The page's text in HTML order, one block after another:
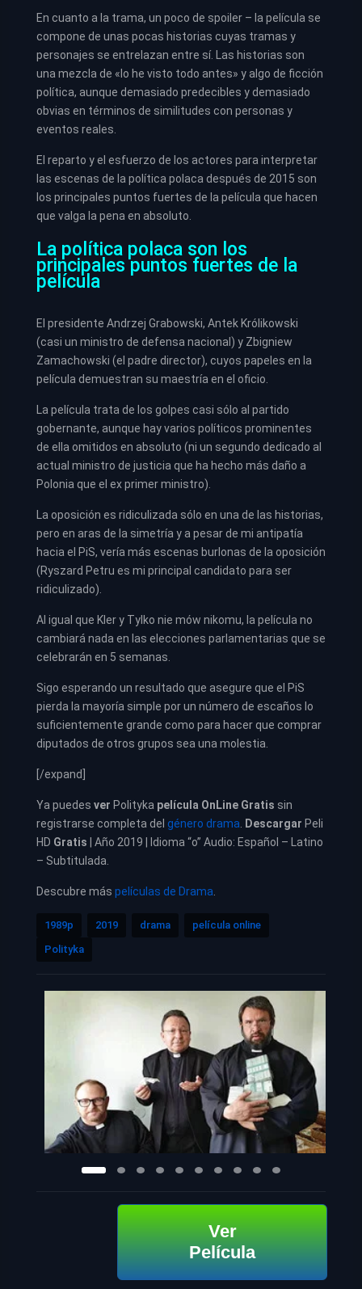
En cuanto a la trama, un poco de spoiler – la película se
compone de unas pocas historias cuyas tramas y
personajes se entrelazan entre sí. Las historias son
una mezcla de «lo he visto todo antes» y algo de ficción
política, aunque demasiado predecibles y demasiado
obvias en términos de similitudes con personas y
eventos reales.
El reparto y el esfuerzo de los actores para interpretar
las escenas de la política polaca después de 2015 son
los principales puntos fuertes de la película que hacen
que valga la pena en absoluto.
La política polaca son los
principales puntos fuertes de la
película
El presidente Andrzej Grabowski, Antek Królikowski
(casi un ministro de defensa nacional) y Zbigniew
Zamachowski (el padre director), cuyos papeles en la
película demuestran su maestría en el oficio.
La película trata de los golpes casi sólo al partido
gobernante, aunque hay varios políticos prominentes
de ella omitidos en absoluto (ni un segundo dedicado al
actual ministro de justicia que ha hecho más daño a
Polonia que el ex primer ministro).
La oposición es ridiculizada sólo en una de las historias,
pero en aras de la simetría y a pesar de mi antipatía
hacia el PiS, vería más escenas burlonas de la oposición
(Ryszard Petru es mi principal candidato para ser
ridiculizado).
Al igual que Kler y Tylko nie mów nikomu, la película no
cambiará nada en las elecciones parlamentarias que se
celebrarán en 5 semanas.
Sigo esperando un resultado que asegure que el PiS
pierda la mayoría simple por un número de escaños lo
suficientemente grande como para hacer que comprar
diputados de otros grupos sea una molestia.
[/expand]
Ya puedes ver Polityka película OnLine Gratis sin
registrarse completa del género drama Descargar Peli
HD Gratis | Año 2019 | Idioma “o” Audio: Español – Latino
– Subtitulada.
Descubre más películas de Drama
1989p 2019 drama
película online
Polityka
Ver
Película